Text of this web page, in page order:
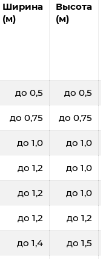
Ширина
(м)
Высота
(м)
до 0,5 до 0,5
до 0,75 до 0,75
до 1,0 до 1,0
до 1,2 до 1,0
до 1,2 до 1,0
до 1,2 до 1,2
до 1,4 до 1,5